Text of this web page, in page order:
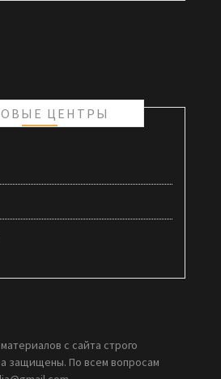
ЦЕНТРЫ
с сайта строго
защищены. По всем вопросам